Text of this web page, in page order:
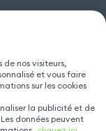
de nos visiteurs,
et vous faire
sur les cookies
la publicité et de
données peuvent